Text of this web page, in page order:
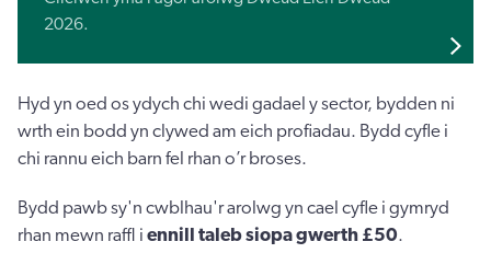
2026.
Hyd yn oed os ydych chi wedi gadael y sector, bydden ni
wrth ein bodd yn clywed am eich profiadau. Bydd cyfle i
chi rannu eich barn fel rhan o’r broses.
Bydd pawb sy'n cwblhau'r arolwg yn cael cyfle i gymryd
rhan mewn raffl i ennill taleb siopa gwerth £50.